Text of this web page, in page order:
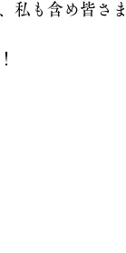
私も含め皆さ